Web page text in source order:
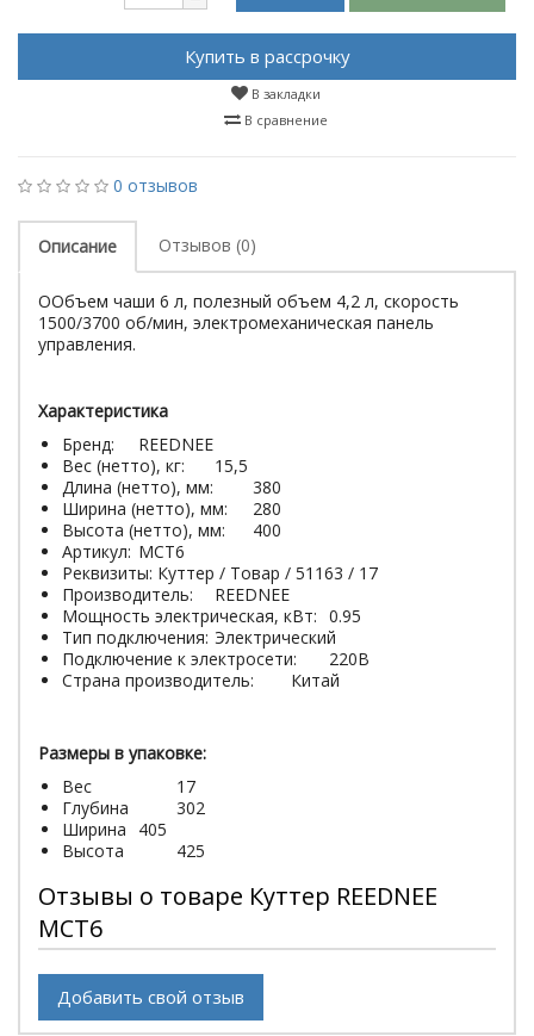
Купить в рассрочку
В закладки
В сравнение
0 отзывов
Описание Отзывов (0)
ООбъем чаши 6 л, полезный объем 4,2 л, скорость
1500/3700 об/мин, электромеханическая панель
управления.
Характеристика
Бренд:
REEDNEE
Вес (нетто), кг:
15,5
Длина (нетто), мм:
380
Ширина (нетто), мм:
280
Высота (нетто), мм:
400
Артикул: MCT6
Реквизиты: Куттер / Товар / 51163 / 17
Производитель:
REEDNEE
Мощность электрическая, кВт: 0.95
Тип подключения: Электрический
Подключение к электросети:
220В
Страна производитель:
Китай
Размеры в упаковке:
Вес
17
Глубина
302
Ширина
405
Высота
425
Отзывы о товаре Куттер REEDNEE
MCT6
Добавить свой отзыв